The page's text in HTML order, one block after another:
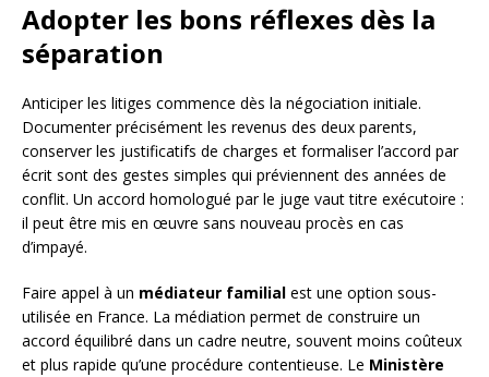
Adopter les bons réflexes dès la
séparation
Anticiper les litiges commence dès la négociation initiale.
Documenter précisément les revenus des deux parents,
conserver les justificatifs de charges et formaliser l’accord par
écrit sont des gestes simples qui préviennent des années de
conflit. Un accord homologué par le juge vaut titre exécutoire :
il peut être mis en œuvre sans nouveau procès en cas
d’impayé.
Faire appel à un médiateur familial est une option sous-
utilisée en France. La médiation permet de construire un
accord équilibré dans un cadre neutre, souvent moins coûteux
et plus rapide qu’une procédure contentieuse. Le Ministère